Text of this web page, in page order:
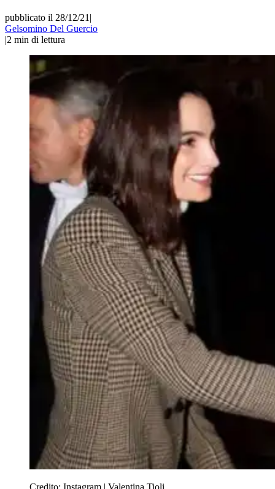
pubblicato il 28/12/21 |
Gelsomino Del Guercio
|2 min di lettura
Credito: Instagram | Valentina Tioli